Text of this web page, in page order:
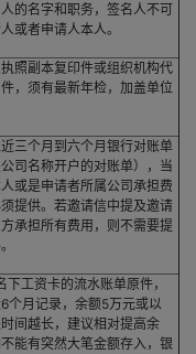
的名字和职务，签名人不可
或者申请人本人。
照副本复印件或组织机构代
，须有最新年检，加盖单位
三个月到六个月银行对账单
公司名称开户的对账单），当
或是申请者所属公司承担费
提供。若邀请信中提及邀请
承担所有费用，则不需要提
下工资卡的流水账单原件，
个月记录，余额5万元或以
间越长，建议相对提高余
能有突然大笔金额存入，银